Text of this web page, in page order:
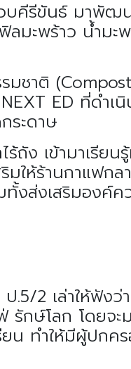
บคีรีขันธ์ มาพัฒ
ลมะพร้าว น้ำมะ
มชาติ
ED ที่ดำเ
ระดาษ
ถัง เข้ามาเรียน
ให้ร้านกาแฟกล
งส่งเสริมองค์ค
.5/2 เล่าให้ฟังว่
รักษ์โลก โดยจะ
ยน ทำให้มีผู้ปกค